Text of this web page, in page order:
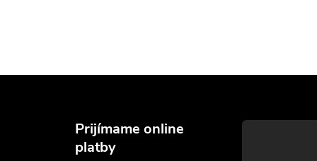
Prijímame online
platby